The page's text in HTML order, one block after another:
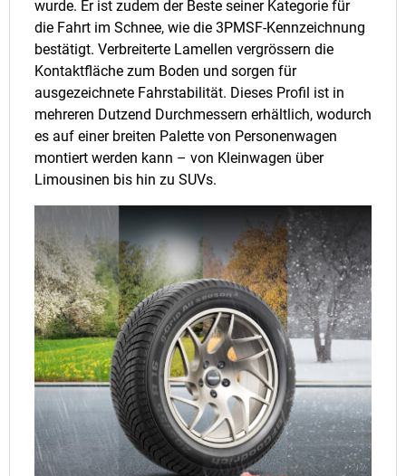
wurde. Er ist zudem der Beste seiner Kategorie für
die Fahrt im Schnee, wie die 3PMSF-Kennzeichnung
bestätigt. Verbreiterte Lamellen vergrössern die
Kontaktfläche zum Boden und sorgen für
ausgezeichnete Fahrstabilität. Dieses Profil ist in
mehreren Dutzend Durchmessern erhältlich, wodurch
es auf einer breiten Palette von Personenwagen
montiert werden kann – von Kleinwagen über
Limousinen bis hin zu SUVs.